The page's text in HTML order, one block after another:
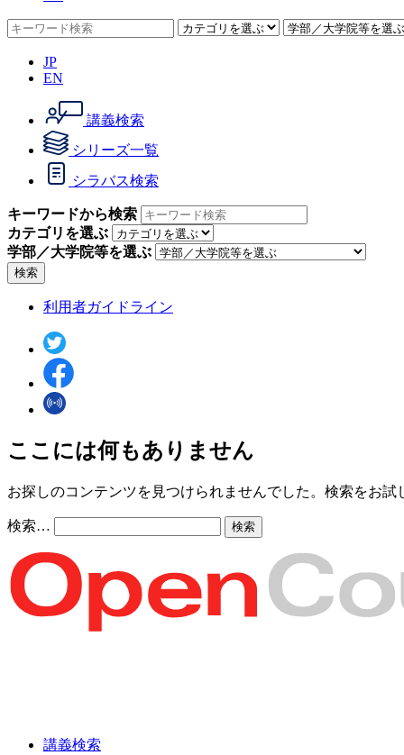
JP
EN
講義検索
シリーズ一覧
シラバス検索
キーワードから検索
カテゴリを選ぶ
学部／大学院等を選ぶ
検索
利用者ガイドライン
ここには何もありません
お探しのコンテンツを見つけられませんでした。検索をお試
検索…
講義検索